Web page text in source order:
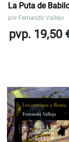
La Puta de
por Fernando Vallejo
pvp. 19,50